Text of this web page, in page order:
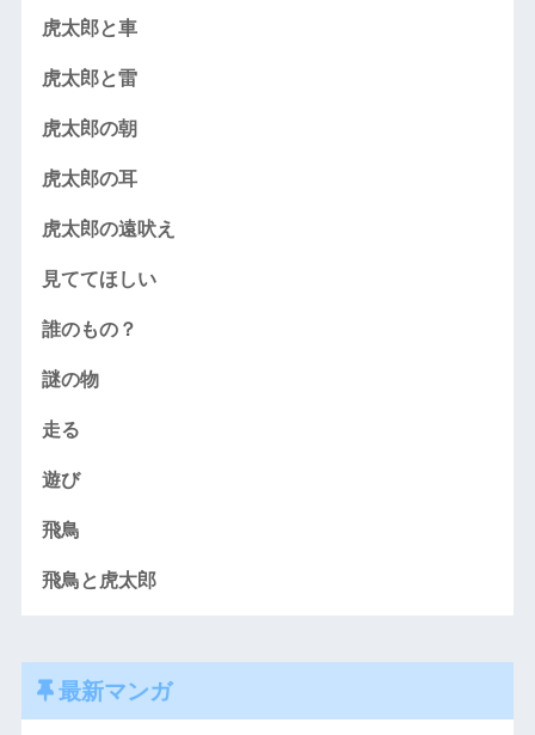
虎太郎と車
虎太郎と雷
虎太郎の朝
虎太郎の耳
虎太郎の遠吠え
見ててほしい
誰のもの？
謎の物
走る
遊び
飛鳥
飛鳥と虎太郎
最新マンガ